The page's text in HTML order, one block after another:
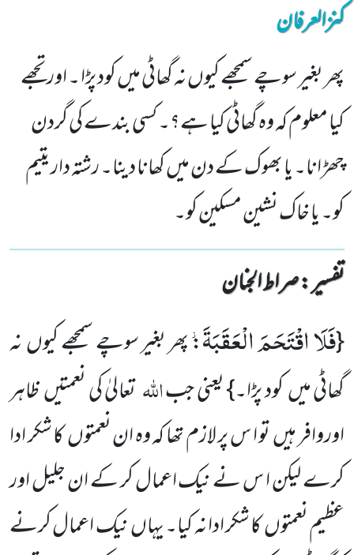
کنزالعرفان
پھر بغیر سوچے سمجھے کیوں نہ گھاٹی میں کود پڑا ۔ اور تجھے
کیا معلوم کہ وہ گھاٹی کیا ہے؟۔ کسی بندے کی گردن
چھڑانا۔ یا بھوک کے دن میں کھانا دینا۔ رشتہ دار یتیم
کو۔ یا خاک نشین مسکین کو۔
تفسیر : ‎صراط الجنان
{فَلَا اقْتَحَمَ الْعَقَبَةَ٘: پھر بغیر سوچے سمجھے کیوں نہ
گھاٹی میں کود پڑا۔} یعنی جباللّٰہتعالیٰ کی نعمتیں ظاہر
اوروافر ہیں تو ا س پر لازم تھا کہ وہ ان نعمتوں کا شکر ادا
کرے لیکن ا س نے نیک اعمال کر کے ان جلیل اور
عظیم نعمتوں کا شکر ادا نہ کیا۔ یہاں نیک اعمال کرنے